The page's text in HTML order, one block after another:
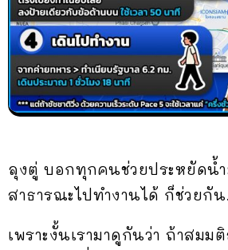
ลุงตู่ บอกทุกคนช่วยประหยัดน้
สาธารณะไปทำงานได้ ก็ช่วยกั
เพราะงั้นเรามาดูกันว่า ถ้าสม